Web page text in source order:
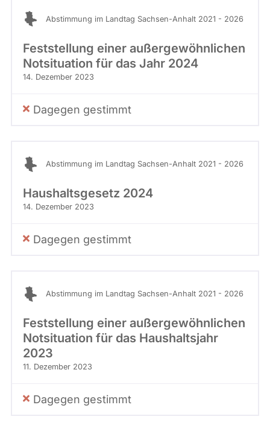
Abstimmung im Landtag Sachsen-Anhalt 2021 - 2026
Feststellung einer außergewöhnlichen
Notsituation für das Jahr 2024
14. Dezember 2023
Dagegen gestimmt
Abstimmung im Landtag Sachsen-Anhalt 2021 - 2026
Haushaltsgesetz 2024
14. Dezember 2023
Dagegen gestimmt
Abstimmung im Landtag Sachsen-Anhalt 2021 - 2026
Feststellung einer außergewöhnlichen
Notsituation für das Haushaltsjahr
2023
11. Dezember 2023
Dagegen gestimmt